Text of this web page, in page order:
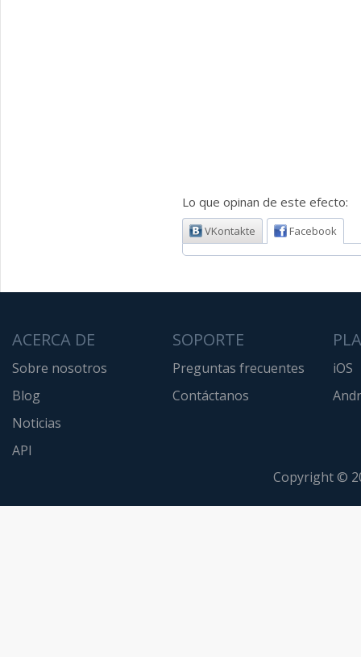
Lo que opinan de este efecto:
VKontakte Facebook
ACERCA DE
Sobre nosotros
Blog
Noticias
API
SOPORTE
Preguntas frecuentes
Contáctanos
iOS
Copyright ©